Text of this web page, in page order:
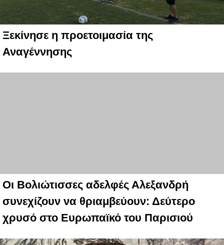
Ξεκίνησε η προετοιμασία της
Αναγέννησης
Οι Βολιώτισσες αδελφές Αλεξανδρή
συνεχίζουν να θριαμβεύουν: Δεύτερο
χρυσό στο Ευρωπαϊκό του Παρισιού